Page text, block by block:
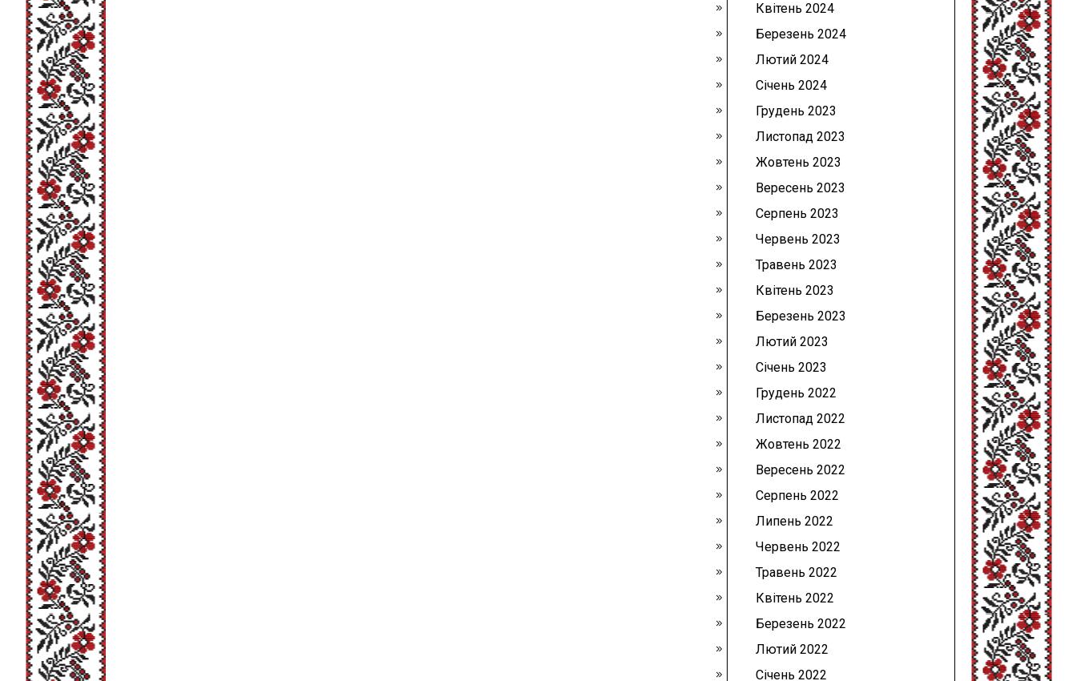
Квітень 2024
Березень 2024
Лютий 2024
Січень 2024
Грудень 2023
Листопад 2023
Жовтень 2023
Вересень 2023
Серпень 2023
Червень 2023
Травень 2023
Квітень 2023
Березень 2023
Лютий 2023
Січень 2023
Грудень 2022
Листопад 2022
Жовтень 2022
Вересень 2022
Серпень 2022
Липень 2022
Червень 2022
Травень 2022
Квітень 2022
Березень 2022
Лютий 2022
Січень 2022